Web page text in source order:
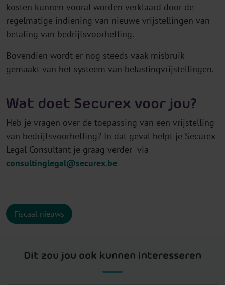
kosten kunnen vooral worden verklaard door de
regelmatige indiening van nieuwe vrijstellingen van
betaling van bedrijfsvoorheffing.
Bovendien wordt er nog steeds vaak misbruik
gemaakt van het systeem van belastingvrijstellingen.
Wat doet Securex voor jou?
Heb je vragen over de toepassing van een vrijstelling
van bedrijfsvoorheffing? In dat geval helpt je Securex
Legal Consultant je graag verder via
consultinglegal@securex.be
Fiscaal nieuws
Dit zou jou ook kunnen interesseren